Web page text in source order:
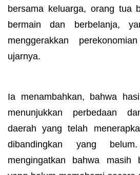
bersama keluarga, orang tua
bermain dan berbelanja,
menggerakkan
ujarnya.
Ia menambahkan, bahwa
menunjukkan perbedaan
daerah yang telah
dibandingkan yang
mengingatkan bahwa masih